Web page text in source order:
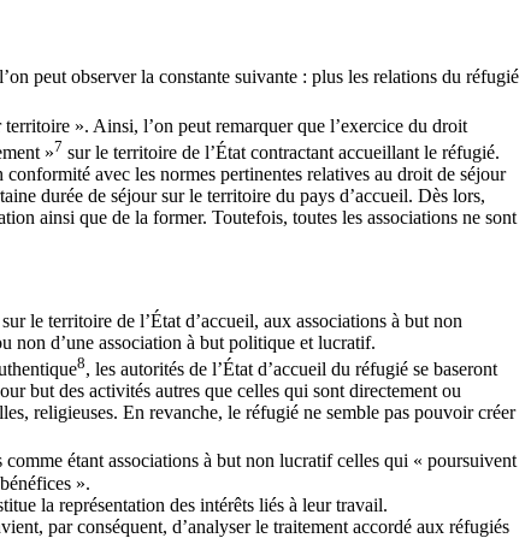
peut observer la constante suivante : plus les relations du réfugié
». Ainsi, l’on peut remarquer que l’exercice du droit
»7 sur le territoire de l’État contractant accueillant le réfugié.
avec les normes pertinentes relatives au droit de séjour
durée de séjour sur le territoire du pays d’accueil. Dès lors,
ainsi que de la former. Toutefois, toutes les associations ne sont
le territoire de l’État d’accueil, aux associations à but non
non d’une association à but politique et lucratif.
8, les autorités de l’État d’accueil du réfugié se baseront
but des activités autres que celles qui sont directement ou
religieuses. En revanche, le réfugié ne semble pas pouvoir créer
comme étant associations à but non lucratif celles qui « poursuivent
».
la représentation des intérêts liés à leur travail.
par conséquent, d’analyser le traitement accordé aux réfugiés